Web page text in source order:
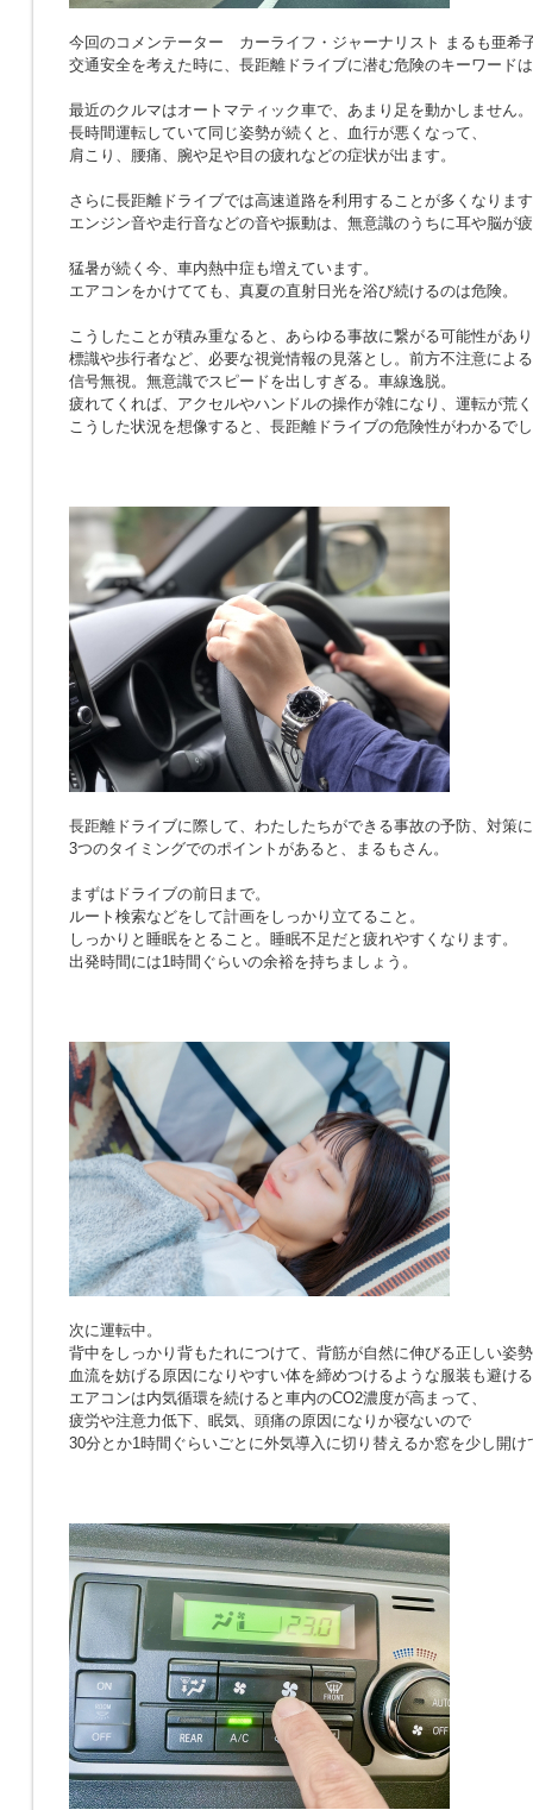
今回のコメンテーター カーライフ・ジャーナリスト まるも亜希
交通安全を考えた時に、長距離ドライブに潜む危険のキーワード
最近のクルマはオートマティック車で、あまり足を動かしません。
長時間運転していて同じ姿勢が続くと、血行が悪くなって、
肩こり、腰痛、腕や足や目の疲れなどの症状が出ます。
さらに長距離ドライブでは高速道路を利用することが多くなりま
エンジン音や走行音などの音や振動は、無意識のうちに耳や脳が
猛暑が続く今、車内熱中症も増えています。
エアコンをかけてても、真夏の直射日光を浴び続けるのは危険。
こうしたことが積み重なると、あらゆる事故に繋がる可能性があ
標識や歩行者など、必要な視覚情報の見落とし。前方不注意によ
信号無視。無意識でスピードを出しすぎる。車線逸脱。
疲れてくれば、アクセルやハンドルの操作が雑になり、運転が荒
こうした状況を想像すると、長距離ドライブの危険性がわかるで
長距離ドライブに際して、わたしたちができる事故の予防、対策
3つのタイミングでのポイントがあると、まるもさん。
まずはドライブの前日まで。
ルート検索などをして計画をしっかり立てること。
しっかりと睡眠をとること。睡眠不足だと疲れやすくなります。
出発時間には1時間ぐらいの余裕を持ちましょう。
次に運転中。
背中をしっかり背もたれにつけて、背筋が自然に伸びる正しい姿
血流を妨げる原因になりやすい体を締めつけるような服装も避け
エアコンは内気循環を続けると車内のCO2濃度が高まって、
疲労や注意力低下、眠気、頭痛の原因になりか寝ないので
30分とか1時間ぐらいごとに外気導入に切り替えるか窓を少し開け